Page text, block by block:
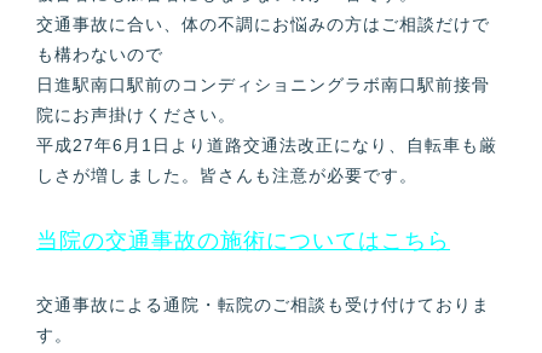
交通事故に合い、体の不調にお悩みの方はご相談だけで
も構わないので
日進駅南口駅前のコンディショニングラボ南口駅前接骨
院にお声掛けください。
平成27年6月1日より道路交通法改正になり、自転車も厳
しさが増しました。皆さんも注意が必要です。
当院の交通事故の施術についてはこちら
交通事故による通院・転院のご相談も受け付けておりま
す。